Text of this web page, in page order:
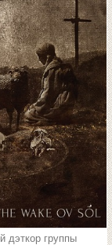
дэткор группы